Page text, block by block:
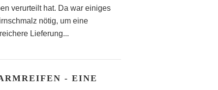
verurteilt hat. Da war einiges
nötig, um eine
Lieferung...
- EINE